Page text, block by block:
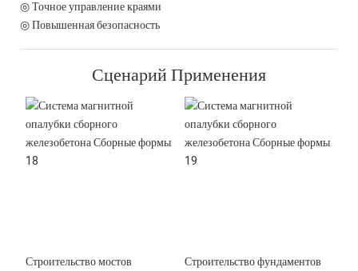
◎ Точное управление краями
◎ Повышенная безопасность
Сценарий Применения
Строительство мостов Строительство фундаментов